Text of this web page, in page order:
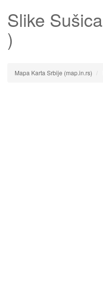
Slike Sušica
)
Mapa Karta Srbije (map.in.rs)